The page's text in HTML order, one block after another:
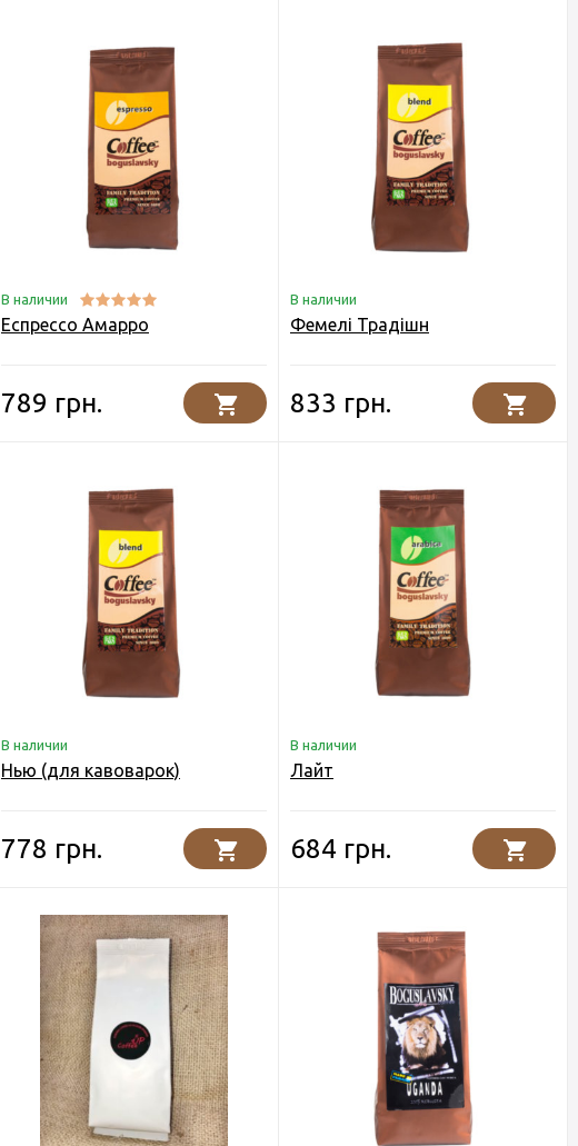
В наличии
Еспрессо Амарро
789 грн.
В наличии
Фемелі Традішн
833 грн.
В наличии
Нью (для кавоварок)
778 грн.
В наличии
Лайт
684 грн.